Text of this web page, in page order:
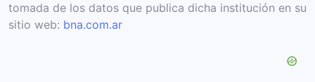
tomada de los datos que publica dicha institución en su
sitio web: bna.com.ar